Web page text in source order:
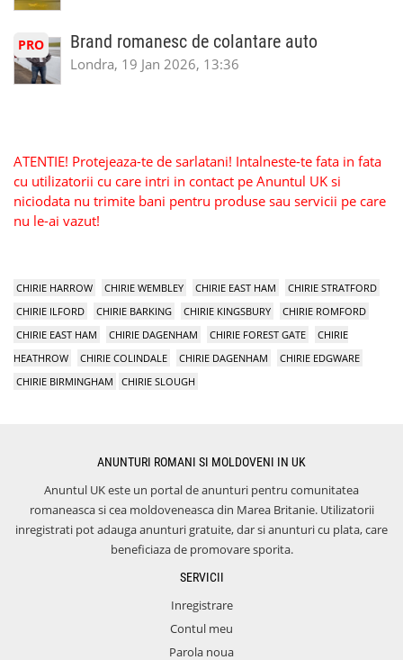
PRO Brand romanesc de colantare auto
Londra, 19 Jan 2026, 13:36
ATENTIE! Protejeaza-te de sarlatani! Intalneste-te fata in fata
cu utilizatorii cu care intri in contact pe Anuntul UK si
niciodata nu trimite bani pentru produse sau servicii pe care
nu le-ai vazut!
CHIRIE HARROW CHIRIE WEMBLEY CHIRIE EAST HAM
CHIRIE STRATFORD
CHIRIE ILFORD
CHIRIE BARKING CHIRIE KINGSBURY
CHIRIE ROMFORD
CHIRIE EAST HAM
CHIRIE DAGENHAM CHIRIE FOREST GATE
CHIRIE
HEATHROW
CHIRIE COLINDALE CHIRIE DAGENHAM
CHIRIE EDGWARE
CHIRIE BIRMINGHAM
CHIRIE SLOUGH
ANUNTURI ROMANI SI MOLDOVENI IN UK
Anuntul UK este un portal de anunturi pentru comunitatea
romaneasca si cea moldoveneasca din Marea Britanie. Utilizatorii
inregistrati pot adauga anunturi gratuite, dar si anunturi cu plata, care
beneficiaza de promovare sporita.
SERVICII
Inregistrare
Contul meu
Parola noua